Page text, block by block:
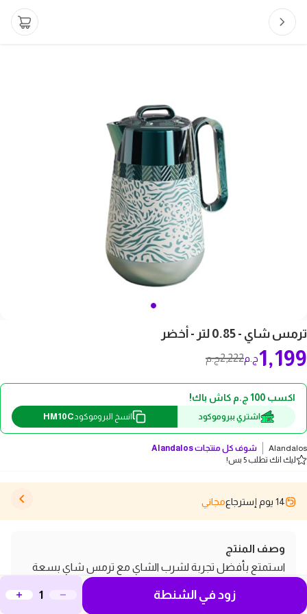
ترمس شاي - 0.85 لتر - أخضر
2,222ج.م 1,199ج.م
اكسب 100 ج.م كاش باك!
اشتري ببروموكود انسخ البروموكود HM10C
Alandalos شوف كل منتجاتAlandalos
ليك انك تطلب 5 بس!
14 يوم إسترجاع مجاني
وصف المنتج
استمتع بأفضل تجربة لشرب الشاي مع ترمس شاي بسعة
0.85 لتر باللون الأخضر الجذاب، والذي يجمع بين التصميم الأنيق
زود في الشنطة